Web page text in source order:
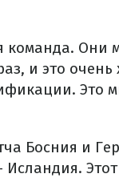
команда. Они
и это
Это
Босния и
Этот